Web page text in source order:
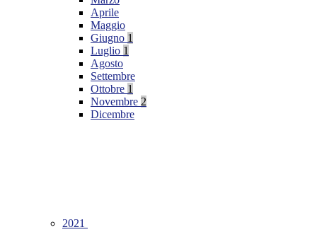
Aprile
Maggio
Giugno 1
Luglio 1
Agosto
Settembre
Ottobre 1
Novembre 2
Dicembre
2021